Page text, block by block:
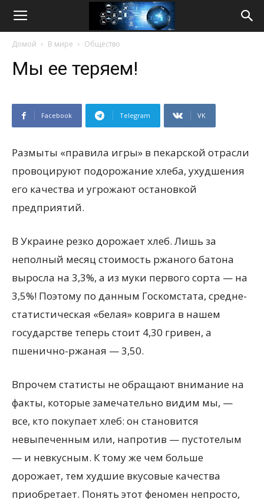
Life
Домой В мире Общество
Мы ее теряем!
Facebook Telegram VK
Размыты «правила игры» в пекарской отрасли
провоцируют подорожание хлеба, ухудшения
его качества и угрожают остановкой
предприятий.
В Украине резко дорожает хлеб. Лишь за
неполный месяц стоимость ржаного батона
выросла на 3,3%, а из муки первого сорта — на
3,5%! Поэтому по данным Госкомстата, средне­
статистическая «белая» коврига в нашем
государстве теперь стоит 4,30 гривен, а
пшенично-ржаная — 3,50.
Впрочем статисты не обращают внимание на
факты, которые замечательно видим мы, —
все, кто покупает хлеб: он становится
невыпеченным или, напротив — пустотелым
— и невкусным. К тому же чем больше
дорожает, тем худшие вкусовые качества
приобретает. Понять этот феномен непросто,